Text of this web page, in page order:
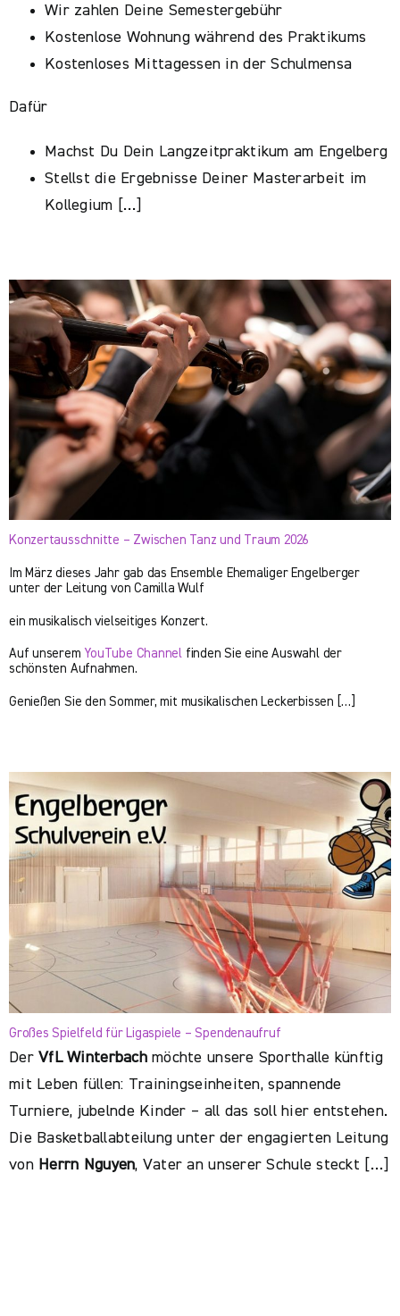
Wir zahlen Deine Semestergebühr
Kostenlose Wohnung während des Praktikums
Kostenloses Mittagessen in der Schulmensa
Dafür
Machst Du Dein Langzeitpraktikum am Engelberg
Stellst die Ergebnisse Deiner Masterarbeit im
Kollegium […]
Konzertausschnitte – Zwischen Tanz und Traum 2026
Im März dieses Jahr gab das Ensemble Ehemaliger Engelberger
unter der Leitung von Camilla Wulf
ein musikalisch vielseitiges Konzert.
Auf unserem YouTube Channel finden Sie eine Auswahl der
schönsten Aufnahmen.
Genießen Sie den Sommer, mit musikalischen Leckerbissen […]
Großes Spielfeld für Ligaspiele – Spendenaufruf
DerVfL Winterbachmöchte unsere Sporthalle künftig
mit Leben füllen: Trainingseinheiten, spannende
Turniere, jubelnde Kinder – all das soll hier entstehen.
Die Basketballabteilung unter der engagierten Leitung
von Herrn Nguyen, Vater an unserer Schule steckt […]